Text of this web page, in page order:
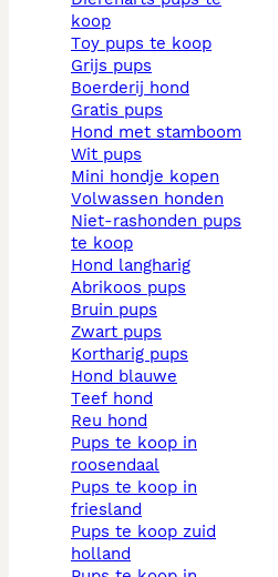
koop
toy pups te koop
grijs pups
boerderij hond
gratis pups
hond met stamboom
wit pups
mini hondje kopen
volwassen honden
niet-rashonden pups
te koop
hond langharig
abrikoos pups
bruin pups
zwart pups
kortharig pups
hond blauwe
teef hond
reu hond
pups te koop in
roosendaal
pups te koop in
friesland
pups te koop zuid
holland